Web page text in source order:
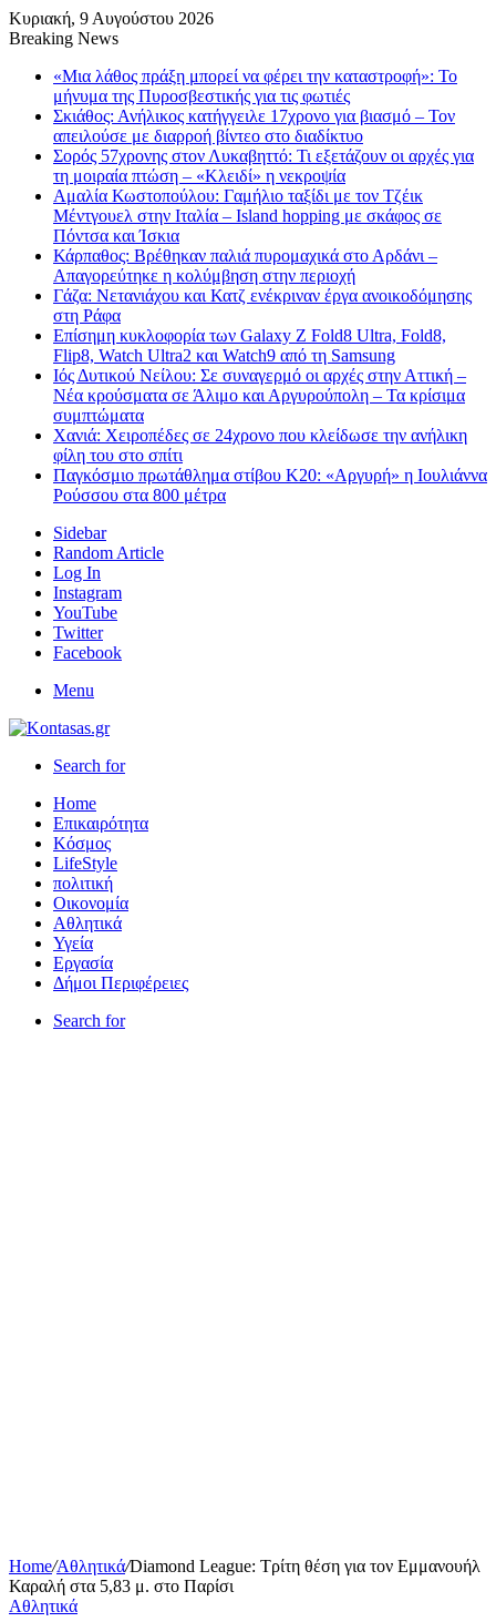
Κυριακή, 9 Αυγούστου 2026
Breaking News
«Μια λάθος πράξη μπορεί να φέρει την καταστροφή»: Το
μήνυμα της Πυροσβεστικής για τις φωτιές
Σκιάθος: Ανήλικος κατήγγειλε 17χρονο για βιασμό – Τον
απειλούσε με διαρροή βίντεο στο διαδίκτυο
Σορός 57χρονης στον Λυκαβηττό: Τι εξετάζουν οι αρχές για
τη μοιραία πτώση – «Κλειδί» η νεκροψία
Αμαλία Κωστοπούλου: Γαμήλιο ταξίδι με τον Τζέικ
Μέντγουελ στην Ιταλία – Island hopping με σκάφος σε
Πόντσα και Ίσκια
Κάρπαθος: Βρέθηκαν παλιά πυρομαχικά στο Αρδάνι –
Απαγορεύτηκε η κολύμβηση στην περιοχή
Γάζα: Νετανιάχου και Κατζ ενέκριναν έργα ανοικοδόμησης
στη Ράφα
Επίσημη κυκλοφορία των Galaxy Z Fold8 Ultra, Fold8,
Flip8, Watch Ultra2 και Watch9 από τη Samsung
Ιός Δυτικού Νείλου: Σε συναγερμό οι αρχές στην Αττική –
Νέα κρούσματα σε Άλιμο και Αργυρούπολη – Τα κρίσιμα
συμπτώματα
Χανιά: Χειροπέδες σε 24χρονο που κλείδωσε την ανήλικη
φίλη του στο σπίτι
Παγκόσμιο πρωτάθλημα στίβου Κ20: «Αργυρή» η Ιουλιάννα
Ρούσσου στα 800 μέτρα
Sidebar
Random Article
Log In
Instagram
YouTube
Twitter
Facebook
Menu
Search for
Home
Επικαιρότητα
Κόσμος
LifeStyle
πολιτική
Οικονομία
Αθλητικά
Υγεία
Εργασία
Δήμοι Περιφέρειες
Search for
Home/Αθλητικά/Diamond League: Τρίτη θέση για τον Εμμανουήλ
Καραλή στα 5,83 μ. στο Παρίσι
Αθλητικά